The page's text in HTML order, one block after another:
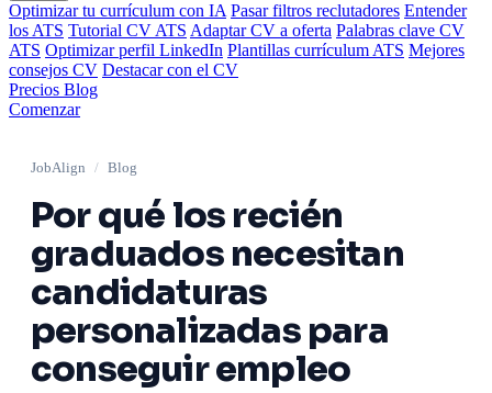
Optimizar tu currículum con IA Pasar filtros reclutadores Entender
los ATS Tutorial CV ATS Adaptar CV a oferta Palabras clave CV
ATS Optimizar perfil LinkedIn Plantillas currículum ATS Mejores
consejos CV Destacar con el CV
Precios Blog
Comenzar
JobAlign / Blog
Por qué los recién
graduados necesitan
candidaturas
personalizadas para
conseguir empleo